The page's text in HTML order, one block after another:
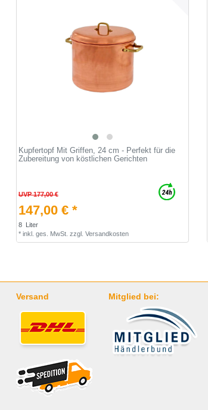
Kupfertopf Mit Griffen, 24 cm - Perfekt für die
Zubereitung von köstlichen Gerichten
UVP 177,00 €
147,00 € *
8
Liter
* inkl. ges. MwSt. zzgl. Versandkosten
Versand Mitglied bei: